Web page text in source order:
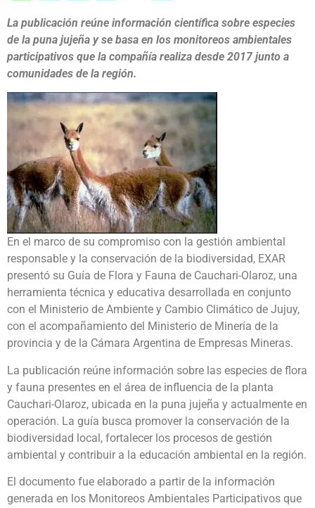
La publicación reúne información científica sobre especies
de la puna jujeña y se basa en los monitoreos ambientales
participativos que la compañía realiza desde 2017 junto a
comunidades de la región.
En el marco de su compromiso con la gestión ambiental
responsable y la conservación de la biodiversidad, EXAR
presentó su Guía de Flora y Fauna de Cauchari-Olaroz, una
herramienta técnica y educativa desarrollada en conjunto
con el Ministerio de Ambiente y Cambio Climático de Jujuy,
con el acompañamiento del Ministerio de Minería de la
provincia y de la Cámara Argentina de Empresas Mineras.
La publicación reúne información sobre las especies de flora
y fauna presentes en el área de influencia de la planta
Cauchari-Olaroz, ubicada en la puna jujeña y actualmente en
operación. La guía busca promover la conservación de la
biodiversidad local, fortalecer los procesos de gestión
ambiental y contribuir a la educación ambiental en la región.
El documento fue elaborado a partir de la información
generada en los Monitoreos Ambientales Participativos que